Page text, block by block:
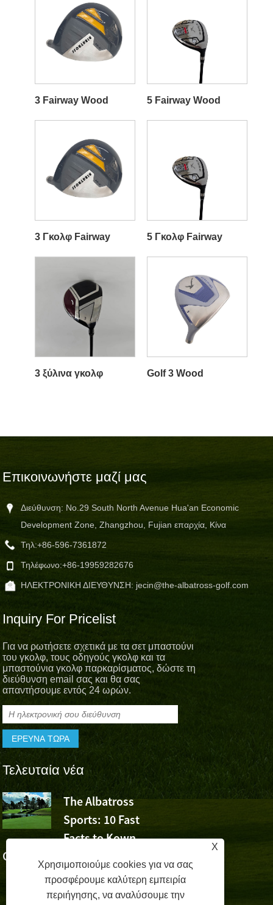
3 Fairway Wood 5 Fairway Wood
3 Γκολφ Fairway 5 Γκολφ Fairway
3 ξύλινα γκολφ Golf 3 Wood
Επικοινωνήστε μαζί μας
Διεύθυνση: No.29 South North Avenue Hua'an Economic
Development Zone, Zhangzhou, Fujian επαρχία, Κίνα
Τηλ:+86-596-7361872
Τηλέφωνο:+86-19959282676
ΗΛΕΚΤΡΟΝΙΚΗ ΔΙΕΥΘΥΝΣΗ: jecin@the-albatross-golf.com
Inquiry For Pricelist
Για να ρωτήσετε σχετικά με τα σετ μπαστούνι
του γκολφ, τους οδηγούς γκολφ και τα
μπαστούνια γκολφ παρκαρίσματος, δώστε τη
διεύθυνση email σας και θα σας
απαντήσουμε εντός 24 ωρών.
Τελευταία νέα
The Albatross
Sports: 10 Fast
Facts to Kown
Golf (Μέρος 1)
Το
τη νίκη του Wu Ashun
X
Χρησιμοποιούμε cookies για να σας
προσφέρουμε καλύτερη εμπειρία
περιήγησης, να αναλύσουμε την